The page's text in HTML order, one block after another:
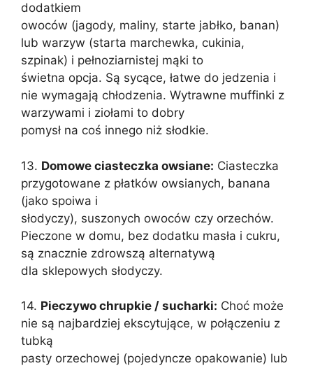
dodatkiem
owoców (jagody, maliny, starte jabłko, banan)
lub warzyw (starta marchewka, cukinia,
szpinak) i pełnoziarnistej mąki to
świetna opcja. Są sycące, łatwe do jedzenia i
nie wymagają chłodzenia. Wytrawne muffinki z
warzywami i ziołami to dobry
pomysł na coś innego niż słodkie.
13. Domowe ciasteczka owsiane: Ciasteczka
przygotowane z płatków owsianych, banana
(jako spoiwa i
słodyczy), suszonych owoców czy orzechów.
Pieczone w domu, bez dodatku masła i cukru,
są znacznie zdrowszą alternatywą
dla sklepowych słodyczy.
14. Pieczywo chrupkie / sucharki: Choć może
nie są najbardziej ekscytujące, w połączeniu z
tubką
pasty orzechowej (pojedyncze opakowanie) lub